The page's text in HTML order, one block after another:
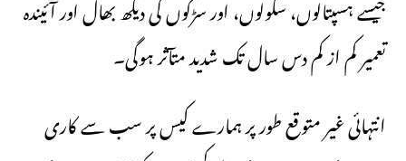
جیسے ہسپتالوں، سکولوں، اور سڑکوں کی دیکھ بھال اور آئیندہ
تعمیر کم از کم دس سال تک شدید متآثر ہوگی۔
انتہائی غیر متوقع طور پر ہمارے کیس پر سب سے کاری